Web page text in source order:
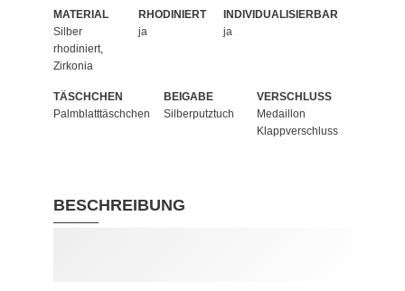
MATERIAL
Silber
rhodiniert,
Zirkonia
RHODINIERT
ja
INDIVIDUALISIERBAR
ja
TÄSCHCHEN
Palmblatttäschchen
BEIGABE
Silberputztuch
VERSCHLUSS
Medaillon
Klappverschluss
BESCHREIBUNG